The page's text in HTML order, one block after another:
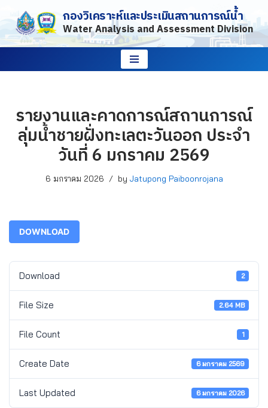
Skip
to
กองวิเคราะห์และประเมินสถานการณ์น้ำ
Water Analysis and Assessment Division
รายงานและคาดการณ์สถานการณ์
ลุ่มน้ำชายฝั่งทะเลตะวันออก ประจำ
วันที่ 6 มกราคม 2569
6 มกราคม 2026 by Jatupong Paiboonrojana
DOWNLOAD
Download 2
File Size 2.64 MB
File Count 1
Create Date 6 มกราคม 2569
Last Updated 6 มกราคม 2026